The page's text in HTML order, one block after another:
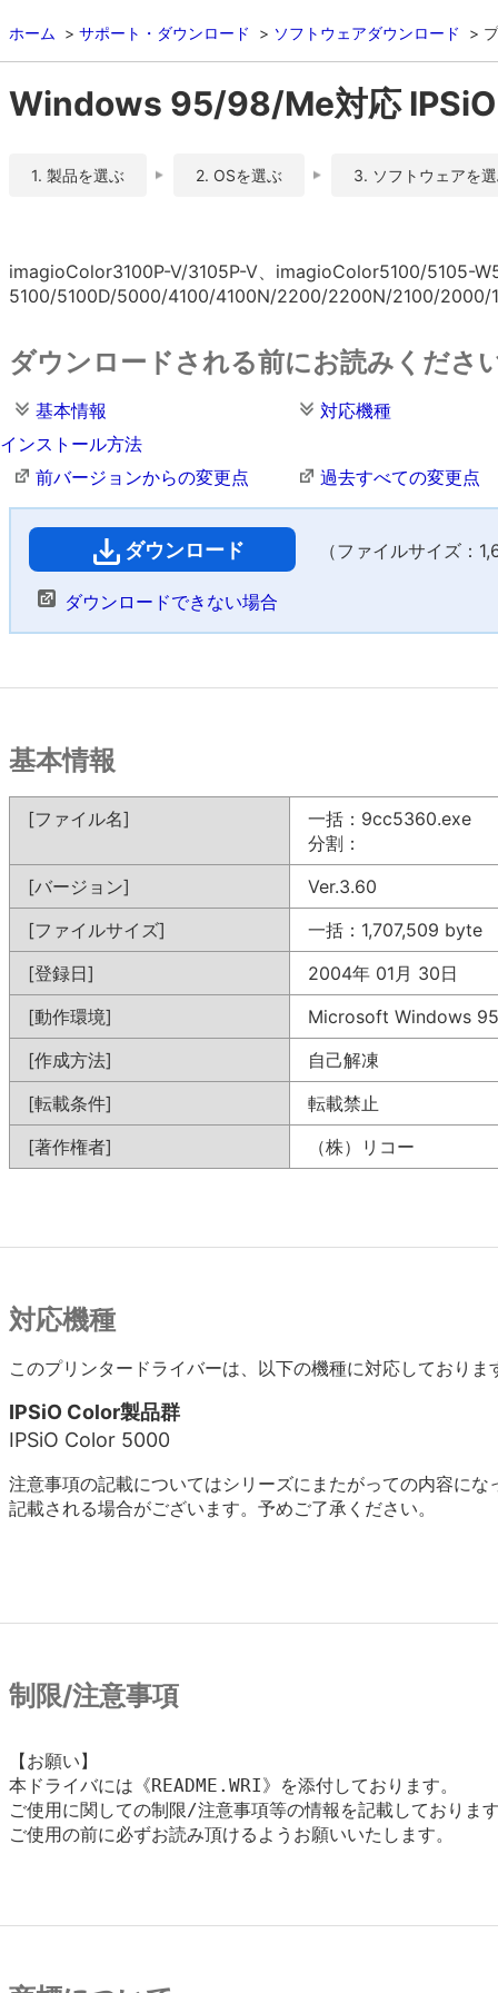
ホーム サポート・ダウンロード ソフトウェアダウンロード
Windows 95/98/Me対応
1. 製品を選ぶ 2. OSを選ぶ 3. ソフトウェアを
imagioColor3100P-V/3105P-V、imagioColor5100/5105-
5100/5100D/5000/4100/4100N/2200/2200N/2100/2000/
ダウンロードされる前にお読みくださ
基本情報
対応機種
インストール方法
前バージョンからの変更点
過去すべての変更点
ダウンロード （ファイルサイズ：
ダウンロードできない場合
基本情報
[ファイル名]
一括：9cc5360.exe
分割：
[バージョン]
Ver.3.60
[ファイルサイズ]
一括：1,707,509 byte
[登録日]
2004年 01月 30日
[動作環境]
Microsoft Windows
[作成方法]
自己解凍
[転載条件]
転載禁止
[著作権者]
（株）リコー
対応機種
このプリンタードライバーは、以下の機種に対応しておりま
IPSiO Color製品群
IPSiO Color 5000
注意事項の記載についてはシリーズにまたがっての内容に
記載される場合がございます。予めご了承ください。
制限/注意事項
【お願い】
本ドライバには《README.WRI》を添付しております。
ご使用に関しての制限/注意事項等の情報を記載しておりま
ご使用の前に必ずお読み頂けるようお願いいたします。